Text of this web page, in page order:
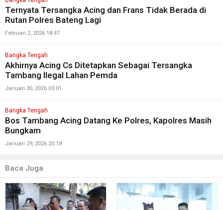
Ternyata Tersangka Acing dan Frans Tidak Berada di
Rutan Polres Bateng Lagi
Februari 2, 2026 18:47
Bangka Tengah
Akhirnya Acing Cs Ditetapkan Sebagai Tersangka
Tambang Ilegal Lahan Pemda
Januari 30, 2026 03:01
Bangka Tengah
Bos Tambang Acing Datang Ke Polres, Kapolres Masih
Bungkam
Januari 29, 2026 20:18
Baca Juga